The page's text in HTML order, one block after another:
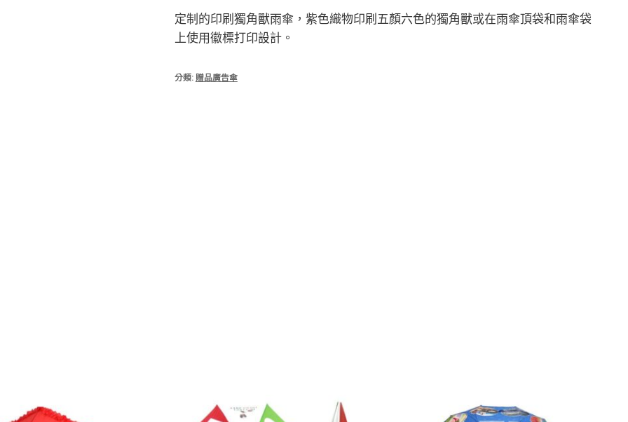
定制的印刷獨角獸雨傘，紫色織物印刷五顏六色的獨角獸或在雨傘頂袋和雨傘袋
上使用徽標打印設計。
分類: 贈品廣告傘